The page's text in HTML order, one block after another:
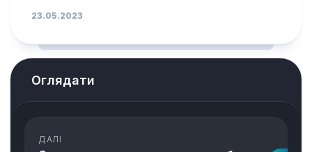
23.05.2023
Оглядати
ДАЛІ